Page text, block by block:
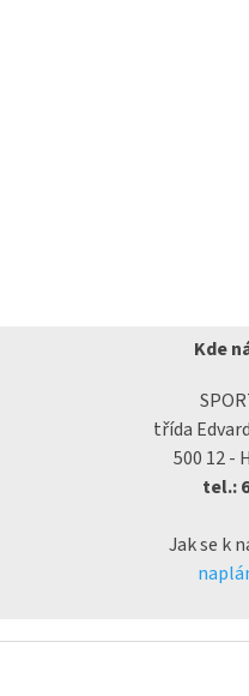
Kde
třída
500 12 -
tel.:
Jak se k